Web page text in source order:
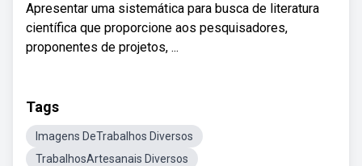
Apresentar uma sistemática para busca de literatura
científica que proporcione aos pesquisadores,
proponentes de projetos, ...
Tags
Imagens DeTrabalhos Diversos
TrabalhosArtesanais Diversos